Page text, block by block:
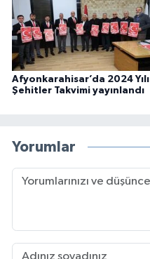
Afyonkarahisar’da 2024 Yılı
Şehitler Takvimi yayınlandı
Yorumlar